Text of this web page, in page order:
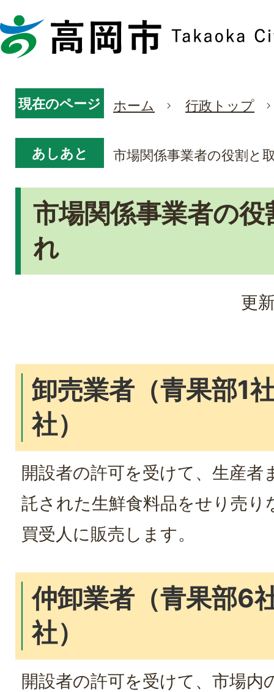
現在のページ ホーム 行政トップ
あしあと 市場関係事業者の役割と
市場関係事業者の
れ
更
卸売業者（青果部1
社）
開設者の許可を受けて、生産者
託された生鮮食料品をせり売り
買受人に販売します。
仲卸業者（青果部6
社）
開設者の許可を受けて、市場内